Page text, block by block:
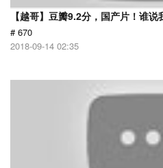
【越哥】豆瓣9.2分，国产片！谁
# 670
2018-09-14 02:35